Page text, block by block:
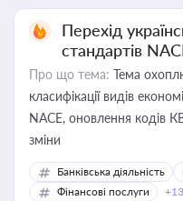
Перехід
стандартів
Про що тема: Тема
класифікації видів
NACE, оновлення кодів
зміни
Банківська діяльність
Фінансові послуги
+13